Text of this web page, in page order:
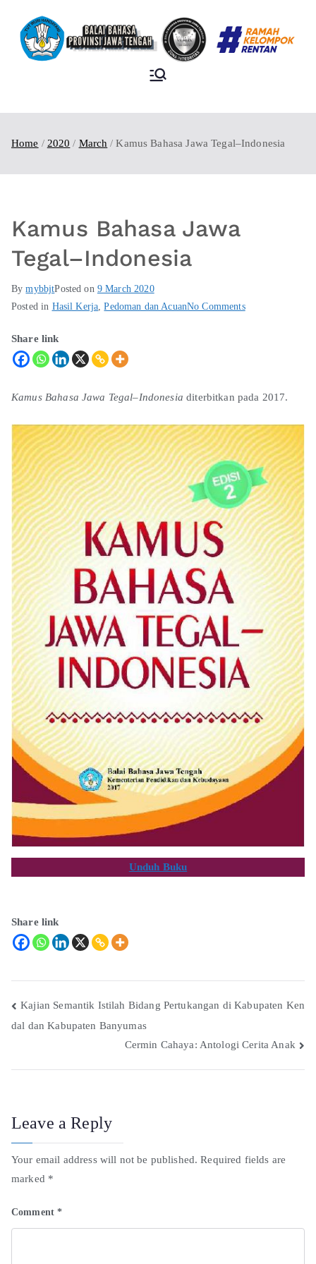
TENGAH
Home 2020 March Kamus Bahasa Jawa Tegal–Indonesia
Kamus Bahasa Jawa
Tegal–Indonesia
BymybbjtPosted on 9 March 2020
Posted in Hasil Kerja ,Pedoman dan AcuanNo Comments
Share link
Kamus Bahasa Jawa Tegal–Indonesia diterbitkan pada 2017.
Unduh Buku
Share link
Kajian Semantik Istilah Bidang Pertukangan di Kabupaten Ken
dal dan Kabupaten Banyumas
Cermin Cahaya: Antologi Cerita Anak
Leave a Reply
Your email address will not be published. Required fields are
marked *
Comment*